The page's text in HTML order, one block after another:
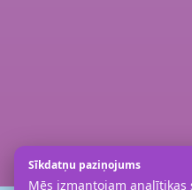
Sīkdatņu paziņojums
Mēs izmantojam